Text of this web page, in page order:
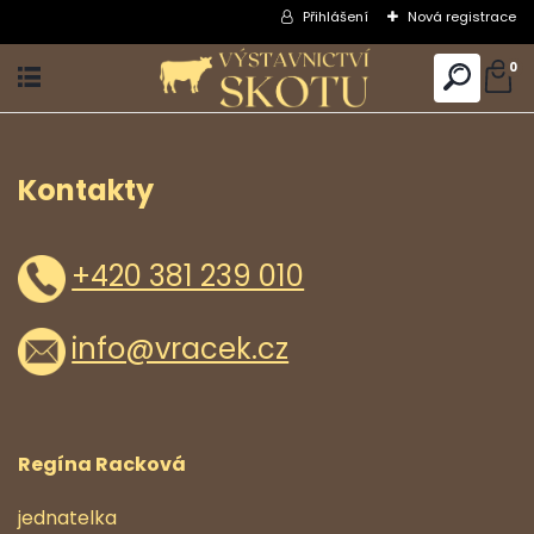
Přihlášení Nová registrace
0
Kontakty
+420 381 239 010
info@vracek.cz
Regína Racková
jednatelka